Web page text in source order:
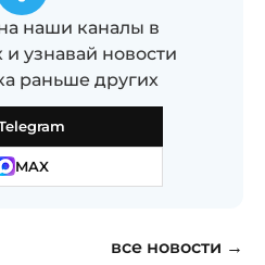
наши каналы в
узнавай новости
раньше других
MAX
все новости →